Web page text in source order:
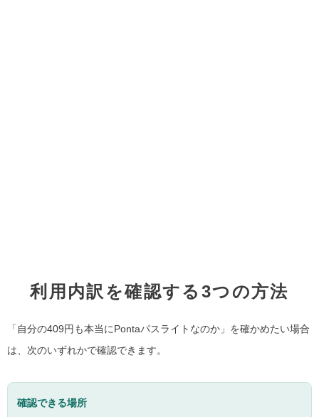
利用内訳を確認する3つの方法
「自分の409円も本当にPontaパスライトなのか」を確かめたい場合
は、次のいずれかで確認できます。
確認できる場所